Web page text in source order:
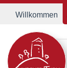
Willkommen